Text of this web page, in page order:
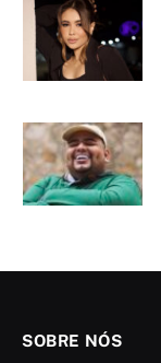
SOBRE NÓS